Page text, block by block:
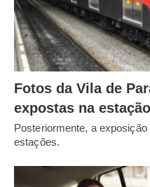
Fotos da Vila de
expostas na
Posteriormente, a
estações.